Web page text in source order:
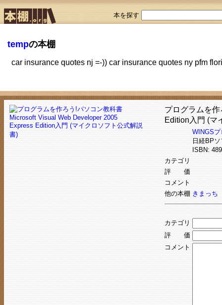
本を探す
tempの本棚
car insurance quotes nj =-)) car insurance quotes ny pfm
プログラムを
Edition入門 (マ
WINGS
日経BP
ISBN:
カテゴリ
評 価
コメント
他の本棚 きまっち
カテゴリ
評 価
コメント